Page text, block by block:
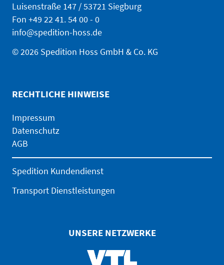
Luisenstraße 147 / 53721 Siegburg
Fon +49 22 41. 54 00 - 0
info@spedition-hoss.de
© 2026 Spedition Hoss GmbH & Co. KG
RECHTLICHE HINWEISE
Impressum
Datenschutz
AGB
Spedition Kundendienst
Transport Dienstleistungen
UNSERE NETZWERKE